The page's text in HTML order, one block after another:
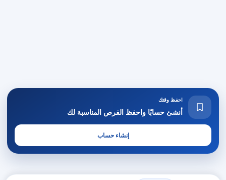
احفظ وقتك
أنشئ حسابًا واحفظ الفرص المناسبة لك
إنشاء حساب